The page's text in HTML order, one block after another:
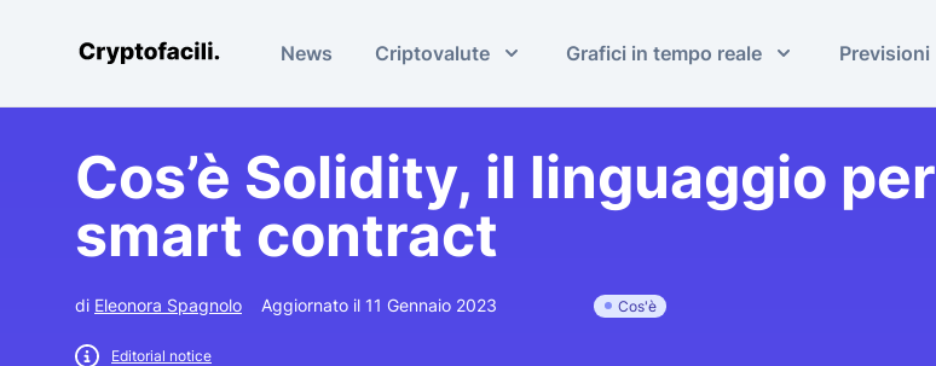
Cryptofacili.com News Criptovalute Grafici in tempo reale Previsioni
Cos’è Solidity, il linguaggio per
smart contract
di Eleonora Spagnolo Aggiornato il 11 Gennaio 2023 Cos'è
Editorial notice